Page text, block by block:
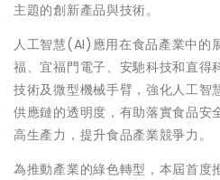
主題的創新產品與技術。
人工智慧(AI)應用在食品產業中的
福、宜福門電子、安馳科技和直得
技術及微型機械手臂，強化人工智
供應鏈的透明度，有助落實食品安
高生產力，提升食品產業競爭力。
為推動產業的綠色轉型，本屆首